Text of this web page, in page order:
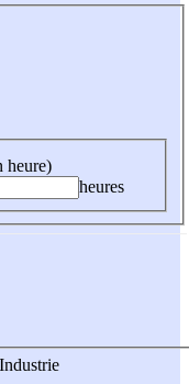
heure)
heures
Industrie